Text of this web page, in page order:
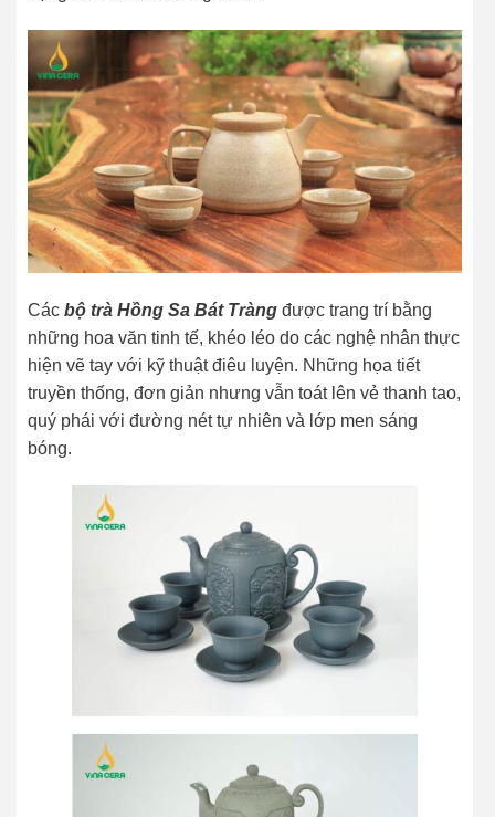
Các bộ trà Hồng Sa Bát Tràng được trang trí bằng
những hoa văn tinh tế, khéo léo do các nghệ nhân thực
hiện vẽ tay với kỹ thuật điêu luyện. Những họa tiết
truyền thống, đơn giản nhưng vẫn toát lên vẻ thanh tao,
quý phái với đường nét tự nhiên và lớp men sáng
bóng.